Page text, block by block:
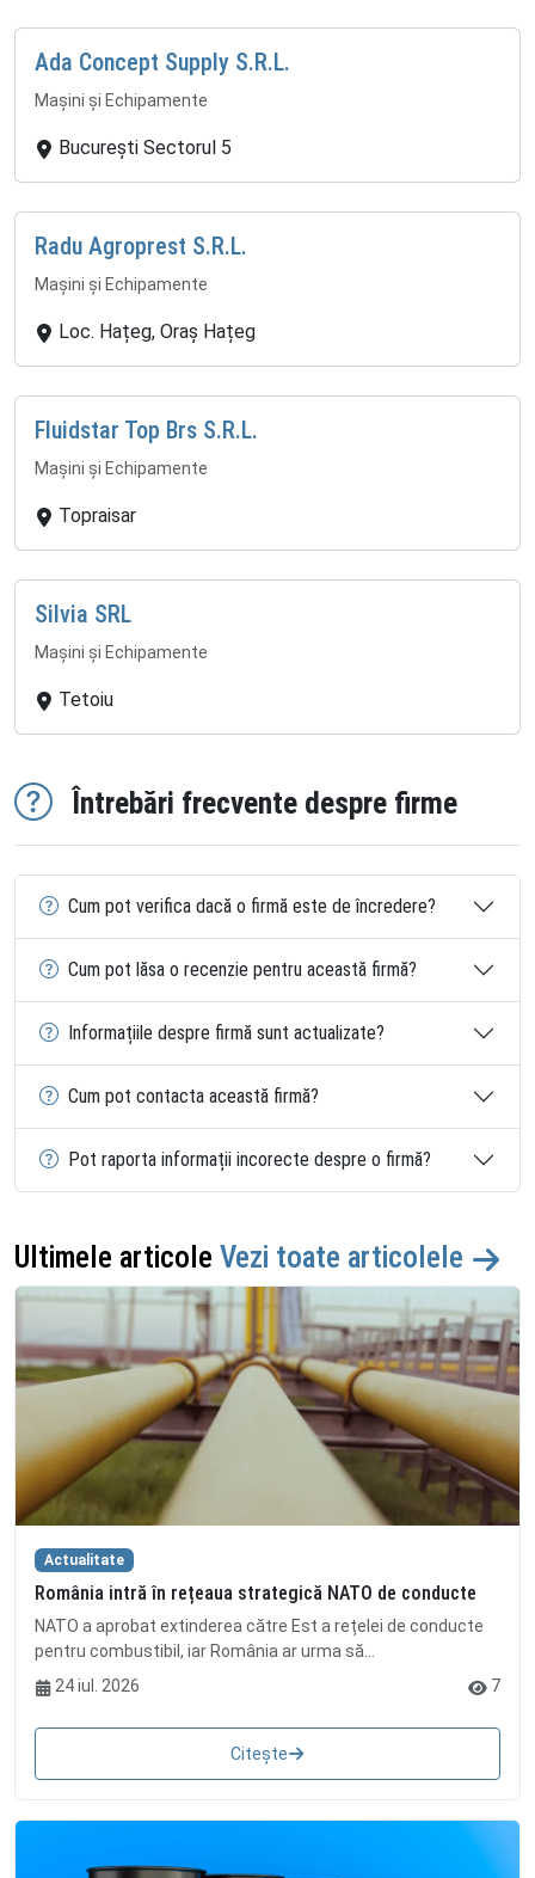
Ada Concept Supply S.R.L.
Mașini și Echipamente
București Sectorul 5
Radu Agroprest S.R.L.
Mașini și Echipamente
Loc. Hațeg, Oraș Hațeg
Fluidstar Top Brs S.R.L.
Mașini și Echipamente
Topraisar
Silvia SRL
Mașini și Echipamente
Tetoiu
Întrebări frecvente despre firme
Cum pot verifica dacă o firmă este de încredere?
Cum pot lăsa o recenzie pentru această firmă?
Informațiile despre firmă sunt actualizate?
Cum pot contacta această firmă?
Pot raporta informații incorecte despre o firmă?
Ultimele articole Vezi toate articolele
Actualitate
România intră în rețeaua strategică NATO de conducte
NATO a aprobat extinderea către Est a rețelei de conducte
pentru combustibil, iar România ar urma să...
24 iul. 2026
7
Citește